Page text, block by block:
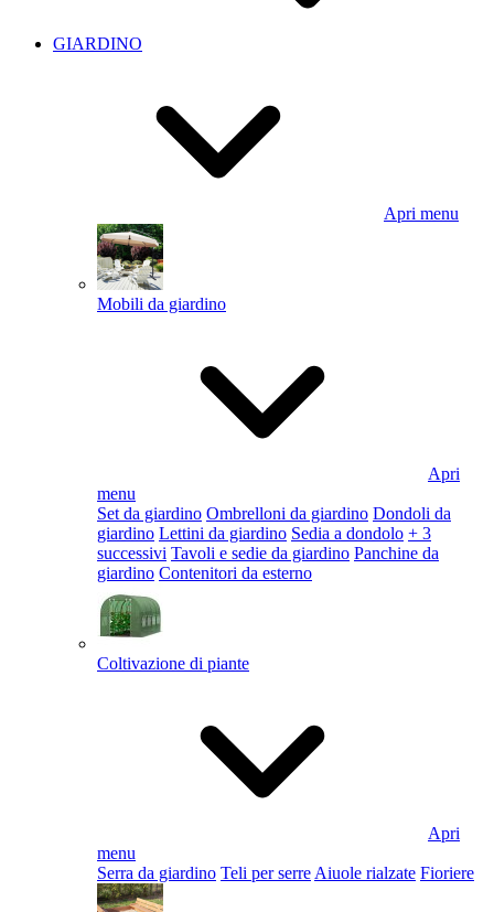
GIARDINO
Apri menu
Mobili da giardino
Apri
menu
Set da giardino Ombrelloni da giardino Dondoli da
giardino Lettini da giardino Sedia a dondolo + 3
successivi Tavoli e sedie da giardino Panchine da
giardino Contenitori da esterno
Coltivazione di piante
Apri
menu
Serra da giardino Teli per serre Aiuole rialzate Fioriere